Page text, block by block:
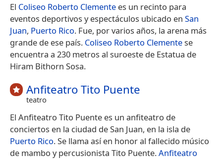
El Coliseo Roberto Clemente es un recinto para
eventos deportivos y espectáculos ubicado en San
Juan, Puerto Rico. Fue, por varios años, la arena más
grande de ese país. Coliseo Roberto Clementese
encuentra a 230 metros al suroeste de Estatua de
Hiram Bithorn Sosa.
Anfiteatro Tito Puente
teatro
El Anfiteatro Tito Puente​ es un anfiteatro de
conciertos en la ciudad de San Juan, en la isla de
Puerto Rico. Se llama así en honor al fallecido músico
de mambo y percusionista Tito Puente.Anfiteatro